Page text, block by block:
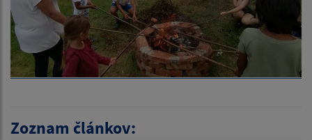
Zoznam článkov: